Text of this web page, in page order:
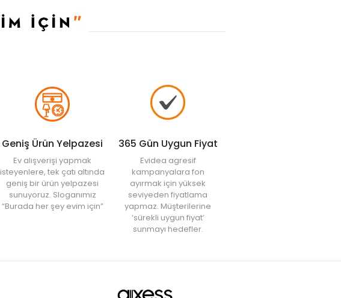
Geniş Ürün Yelpazesi
Ev alışverişi yapmak
isteyenlere, tek çatı altında
geniş bir ürün yelpazesi
sunuyoruz. Sloganımız
“Burada her şey evim için”
365 Gün Uygun Fiyat
Evidea agresif
kampanyalara fon
ayırmak için yüksek
seviyeden fiyatlama
yapmaz. Müşterilerine
‘sürekli uygun fiyat’
sunmayı hedefler.